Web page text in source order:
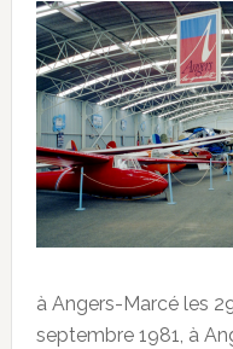
à Angers-Marcé les
septembre 1981, à